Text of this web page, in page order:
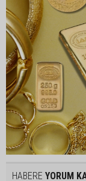
HABERE YORUM